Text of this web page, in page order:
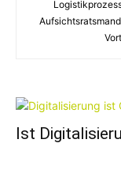
Ist